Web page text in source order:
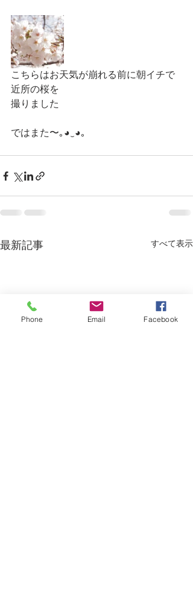
こちらはお天気が崩れる前に朝イチで
近所の桜を
撮りました
ではまた〜｡◕‿◕｡
最新記事 すべて表示
Phone Email Facebook